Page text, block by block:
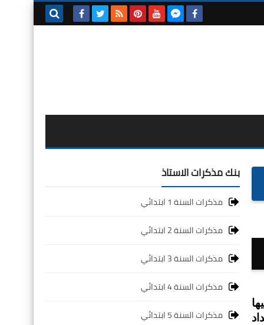
بنك مذكرات الاستاذ
مذكرات السنة 1 ابتدائي
مذكرات السنة 2 ابتدائي
مذكرات السنة 3 ابتدائي
مذكرات السنة 4 ابتدائي
مذكرات السنة 5 ابتدائي